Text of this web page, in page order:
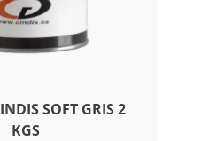
SOFT GRIS 2
KGS